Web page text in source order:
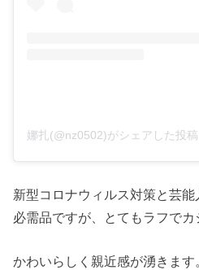
娜扎(@nz0502)がシェアした投稿
新型コロナウィルス対策と芸
必需品ですが、とてもラフでカ
かわいらしく親近感が湧きます